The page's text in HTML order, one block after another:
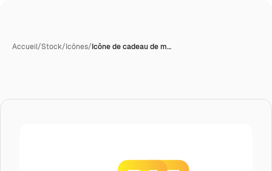
Accueil/Stock/Icônes/Icône de cadeau de m…